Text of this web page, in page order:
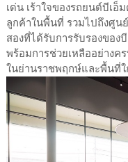
เด่น เร้าใจของรถยนต์บีเอ็
ลูกค้าในพื้นที่ รวมไปถึงศูน
สองที่ได้รับการรับรองของ
พร้อมการช่วยเหลืออย่างค
ในย่านราชพฤกษ์และพื้นที่ใ